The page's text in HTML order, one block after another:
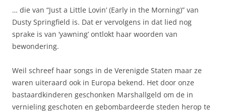
… die van “Just a Little Lovin’ (Early in the Morning)” van
Dusty Springfield is. Dat er vervolgens in dat lied nog
sprake is van ‘yawning’ ontlokt haar woorden van
bewondering.
Weil schreef haar songs in de Verenigde Staten maar ze
waren uiteraard ook in Europa bekend. Het door onze
bastaardkinderen geschonken Marshallgeld om de in
vernieling geschoten en gebombardeerde steden herop te